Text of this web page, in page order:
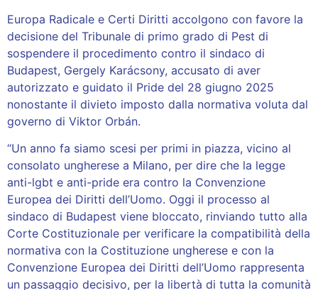
Europa Radicale e Certi Diritti accolgono con favore la
decisione del Tribunale di primo grado di Pest di
sospendere il procedimento contro il sindaco di
Budapest, Gergely Karácsony, accusato di aver
autorizzato e guidato il Pride del 28 giugno 2025
nonostante il divieto imposto dalla normativa voluta dal
governo di Viktor Orbán.
“Un anno fa siamo scesi per primi in piazza, vicino al
consolato ungherese a Milano, per dire che la legge
anti-lgbt e anti-pride era contro la Convenzione
Europea dei Diritti dell’Uomo. Oggi il processo al
sindaco di Budapest viene bloccato, rinviando tutto alla
Corte Costituzionale per verificare la compatibilità della
normativa con la Costituzione ungherese e con la
Convenzione Europea dei Diritti dell’Uomo rappresenta
un passaggio decisivo, per la libertà di tutta la comunità